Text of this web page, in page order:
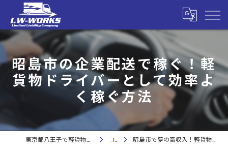
昭島市の企業配送で稼ぐ！軽
貨物ドライバーとして効率よ
く稼ぐ方法
コラム 昭島市で夢の高収入！軽貨物ドライバーとして効率よく稼ぐ方法